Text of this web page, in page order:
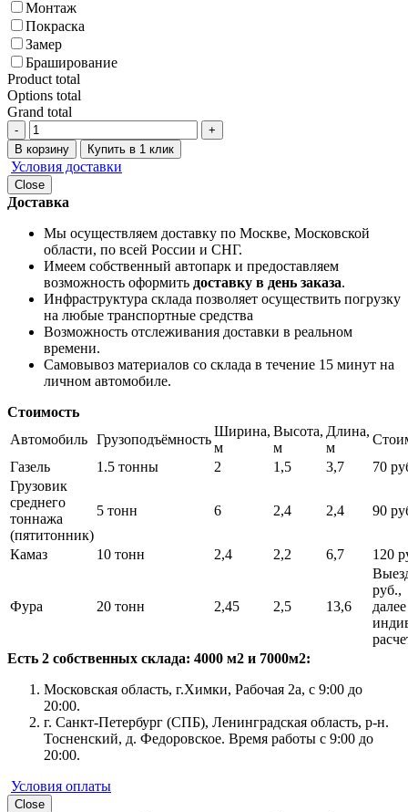
Монтаж
Покраска
Замер
Браширование
Product total
Options total
Grand total
-
+
В корзину
Купить в 1 клик
Условия доставки
Close
Доставка
Мы осуществляем доставку по Москве, Московской
области, по всей России и СНГ.
Имеем собственный автопарк и предоставляем
возможность оформить доставку в день заказа.
Инфраструктура склада позволяет осуществить погрузку
на любые транспортные средства
Возможность отслеживания доставки в реальном
времени.
Самовывоз материалов со склада в течение 15 минут на
личном автомобиле.
Стоимость
Автомобиль Грузоподъёмность
Ширина,
м
Высота,
м
Длина,
м
Газель
1.5 тонны 2 1,5 3,7
70
Грузовик
среднего
тоннажа
(пятитонник)
5 тонн 6 2,4 2,4 90
Камаз 10 тонн 2,4 2,2 6,7 120
Фура 20 тонн 2,45 2,5 13,6
руб.,
далее
Есть 2 собственных склада: 4000 м2 и 7000м2:
Московская область, г.Химки, Рабочая 2а, с 9:00 до
20:00.
г. Санкт-Петербург (СПБ), Ленинградская область, р-н.
Тосненский, д. Федоровское. Время работы с 9:00 до
20:00.
Условия оплаты
Close